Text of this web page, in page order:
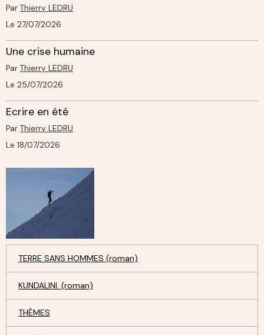
Par Thierry LEDRU
Le 27/07/2026
Une crise humaine
Par Thierry LEDRU
Le 25/07/2026
Ecrire en été
Par Thierry LEDRU
Le 18/07/2026
TERRE SANS HOMMES (roman)
KUNDALINI. (roman)
THÈMES